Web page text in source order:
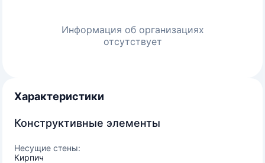
Информация об организациях
отсутствует
Характеристики
Конструктивные элементы
Несущие стены:
Кирпич